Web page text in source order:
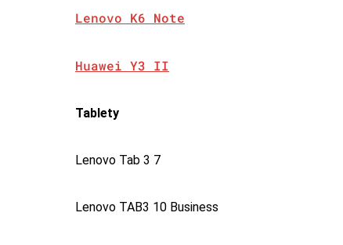
Lenovo K6 Note
Huawei Y3 II
Tablety
Lenovo Tab 3 7
Lenovo TAB3 10 Business